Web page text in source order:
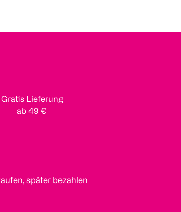
Gratis Lieferung
ab 49 €
später bezahlen